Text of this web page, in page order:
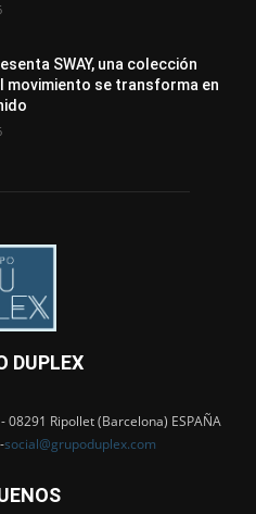
SWAY, una colección
movimiento se transforma en
DUPLEX
08291 Ripollet (Barcelona) ESPAÑA
social@grupoduplex.com